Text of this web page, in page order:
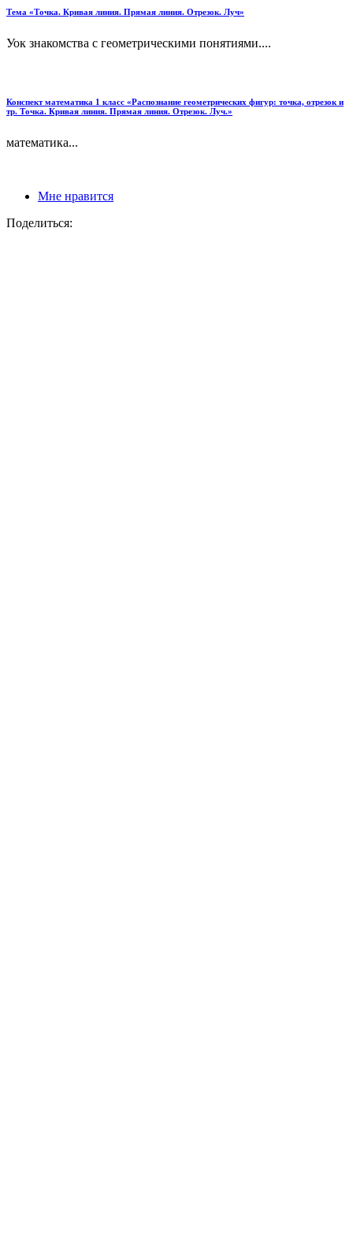
Тема «Точка. Кривая линия. Прямая линия. Отрезок. Луч»
Уок знакомства с геометрическими понятиями....
Конспект математика 1 класс «Распознание геометрических фигур: точка, отрезок и
тр. Точка. Кривая линия. Прямая линия. Отрезок. Луч.»
математика...
Мне нравится
Поделиться: